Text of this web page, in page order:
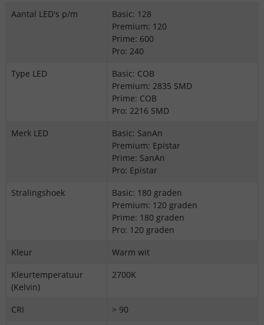
Aantal LED's p/m
Basic: 128
Premium: 120
Prime: 600
Pro: 240
Type LED
Basic: COB
Premium: 2835 SMD
Prime: COB
Pro: 2216 SMD
Merk LED
Basic: SanAn
Premium: Epistar
Prime: SanAn
Pro: Epistar
Stralingshoek
Basic: 180 graden
Premium: 120 graden
Prime: 180 graden
Pro: 120 graden
Kleur
Warm wit
Kleurtemperatuur
(Kelvin)
2700K
CRI
> 90